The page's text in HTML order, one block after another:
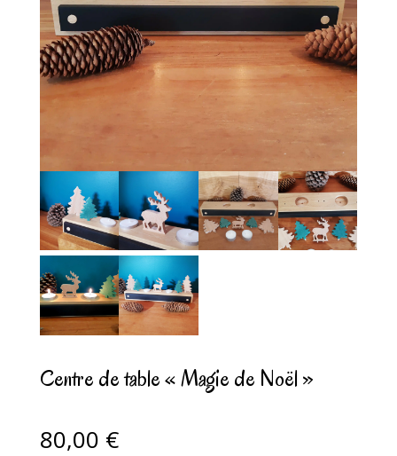
Centre de table « Magie de Noël »
80,00 €